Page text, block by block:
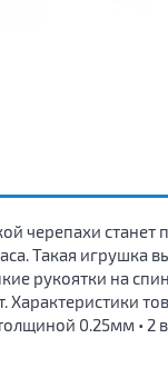
черепахи
Такая игрушка
рукоятки на
Характеристики
0.25мм •